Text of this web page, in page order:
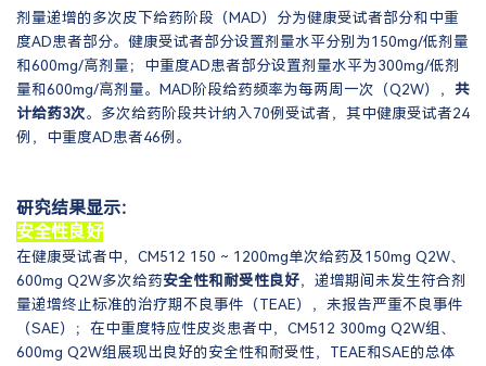
剂量递增的多次皮下给药阶段（MAD）分为健康受试者部分和中重
度AD患者部分。健康受试者部分设置剂量水平分别为150mg/低剂量
和600mg/高剂量；中重度AD患者部分设置剂量水平为300mg/低剂
量和600mg/高剂量。MAD阶段给药频率为每两周一次（Q2W）， 共
计给药3次。多次给药阶段共计纳入70例受试者，其中健康受试者24
例，中重度AD患者46例。
研究结果显示：
安全性良好
在健康受试者中，CM512 150 ~ 1200mg单次给药及150mg Q2W、
600mg Q2W多次给药安全性和耐受性良好，递增期间未发生符合剂
量递增终止标准的治疗期不良事件（TEAE），未报告严重不良事件
（SAE）；在中重度特应性皮炎患者中，CM512 300mg Q2W组、
600mg Q2W组展现出良好的安全性和耐受性，TEAE和SAE的总体